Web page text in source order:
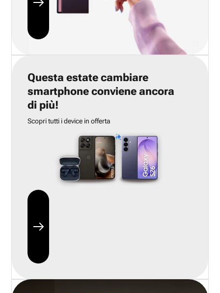
Questa estate cambiare
smartphone conviene ancora
di più!
Scopri tutti i device in offerta